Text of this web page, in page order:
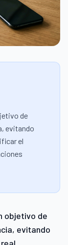
de
evitando
el
objetivo de
evitando